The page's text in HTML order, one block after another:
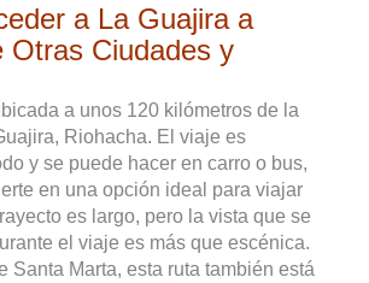
a La Guajira a
Otras Ciudades y
a unos 120 kilómetros de la
Riohacha. El viaje es
y se puede hacer en carro o bus,
en una opción ideal para viajar
es largo, pero la vista que se
el viaje es más que escénica.
Santa Marta, esta ruta también está